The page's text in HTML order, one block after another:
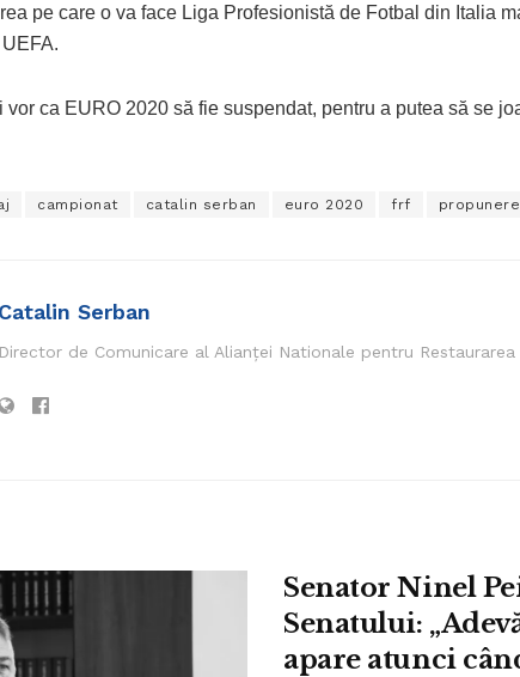
pe care o va face Liga Profesionistă de Fotbal din Italia
vor ca EURO 2020 să fie suspendat, pentru a putea să se
campionat catalin serban euro 2020 frf propunere
Catalin Serban
Director de Comunicare al Alianței Nationale pentru Restaurarea
Senator Ninel
Senatului:
apare atunci